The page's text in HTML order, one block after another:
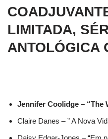
LIMITADA,
ANTOLÓGICA
Jennifer Coolidge – “The
Claire Danes – ” A Nova